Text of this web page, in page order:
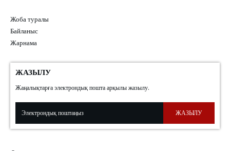
Жоба туралы
Байланыс
Жарнама
ЖАЗЫЛУ
Жаңалықтарға электрондық пошта арқылы жазылу.
ЖАЗЫЛУ